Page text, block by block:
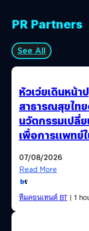
PR Partners
See All
หัวเว่ยเดินหน้า
สาธารณสุขไท
นวัตกรรมเปลี่ย
เพื่อการแพทย์ใ
07/08/2026
Read More
ทีมคอนเทนต์ BT| 1